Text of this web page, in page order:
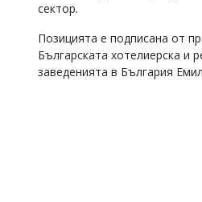
сектор.
Позицията е подписана от
Българската хотелиерска и
заведенията в България